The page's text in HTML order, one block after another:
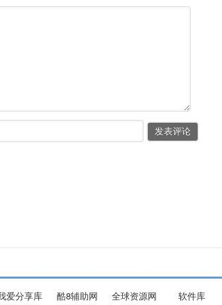
爱分享库 酷8辅助网 全球资源网
软件库